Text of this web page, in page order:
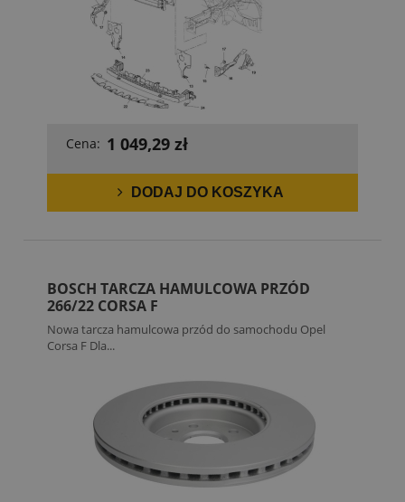
Cena: 1 049,29 zł
DODAJ DO KOSZYKA
BOSCH TARCZA HAMULCOWA PRZÓD
266/22 CORSA F
Nowa tarcza hamulcowa przód do samochodu Opel
Corsa F Dla...